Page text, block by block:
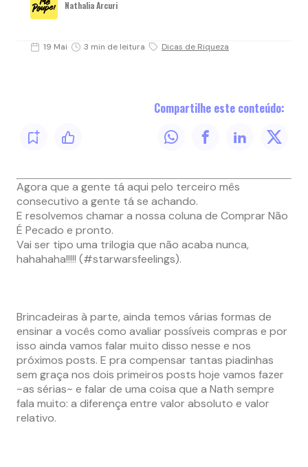
Nathalia Arcuri
19 Mai 3 min de leitura Dicas de Riqueza
Compartilhe este conteúdo:
Agora que a gente tá aqui pelo terceiro mês
consecutivo a gente tá se achando.
E resolvemos chamar a nossa coluna de Comprar Não
É Pecado e pronto.
Vai ser tipo uma trilogia que não acaba nunca,
hahahaha!!!!! (#starwarsfeelings).
Brincadeiras à parte, ainda temos várias formas de
ensinar a vocês como avaliar possíveis compras e por
isso ainda vamos falar muito disso nesse e nos
próximos posts. E pra compensar tantas piadinhas
sem graça nos dois primeiros posts hoje vamos fazer
~as sérias~ e falar de uma coisa que a Nath sempre
fala muito: a diferença entre valor absoluto e valor
relativo.